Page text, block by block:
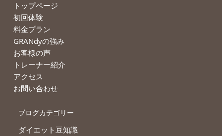
トップページ
初回体験
料金プラン
GRANdyの強み
お客様の声
トレーナー紹介
アクセス
お問い合わせ
ブログカテゴリー
ダイエット豆知識